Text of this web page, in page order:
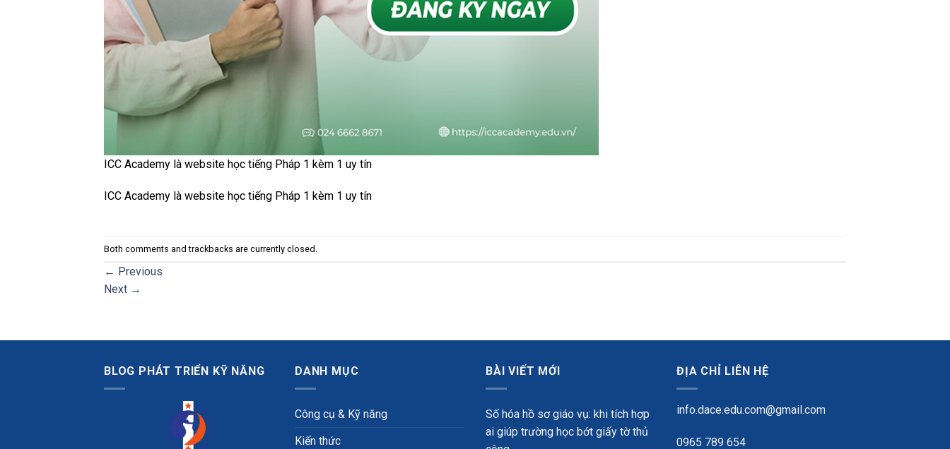
ICC Academy là website học tiếng Pháp 1 kèm 1 uy tín
ICC Academy là website học tiếng Pháp 1 kèm 1 uy tín
Both comments and trackbacks are currently closed.
← Previous
Next →
BLOG PHÁT TRIỂN KỸ NĂNG DANH MỤC
Công cụ & Kỹ năng
Kiến thức
BÀI VIẾT MỚI
Số hóa hồ sơ giáo vụ: khi tích hợp
ai giúp trường học bớt giấy tờ thủ
ĐỊA CHỈ LIÊN HỆ
info.dace.edu.com@gmail.com
0965 789 654